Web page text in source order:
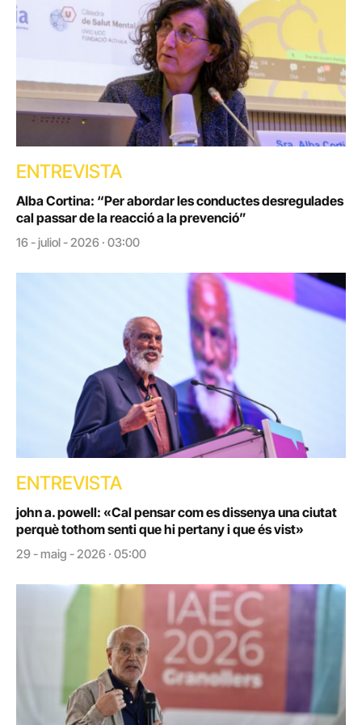
ENTREVISTA
Alba Cortina: “Per abordar les conductes desregulades
cal passar de la reacció a la prevenció”
16 - juliol - 2026 · 03:00
ENTREVISTA
john a. powell: «Cal pensar com es dissenya una ciutat
perquè tothom senti que hi pertany i que és vist»
29 - maig - 2026 · 05:00